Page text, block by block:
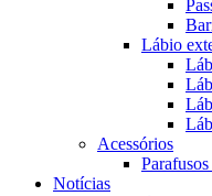
Lábio
Acessórios
Notícias